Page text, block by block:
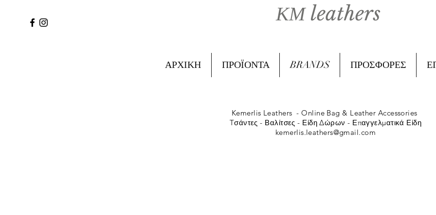
ΚΜ leathers
ΑΡΧΙΚΗ ΠΡΟΪΟΝΤΑ BRANDS ΠΡΟΣΦΟΡΕΣ
Kemerlis Leathers -Online Bag & Leather Accessories
Tσάντες - Βαλίτσες - Είδη Δώρων - Επαγγελματικά Είδη
kemerlis.leathers@gmail.com